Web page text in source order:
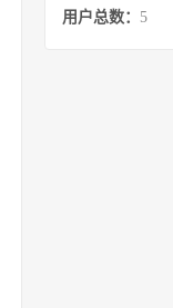
用户总数： 5